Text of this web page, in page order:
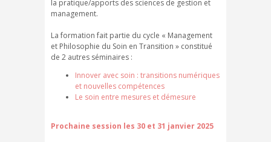
la pratique/apports des sciences de gestion et
management.
La formation fait partie du cycle « Management
et Philosophie du Soin en Transition » constitué
de 2 autres séminaires :
Innover avec soin : transitions numériques
et nouvelles compétences
Le soin entre mesures et démesure
Prochaine session les 30 et 31 janvier 2025